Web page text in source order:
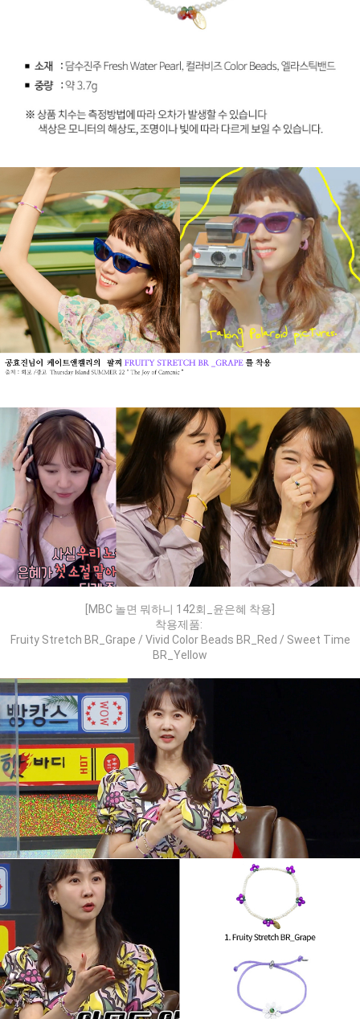
[MBC 놀면 뭐하니 142회_윤은혜 착용]
착용제품:
Fruity Stretch BR_Grape / Vivid Color Beads BR_Red / Sweet Time
BR_Yellow